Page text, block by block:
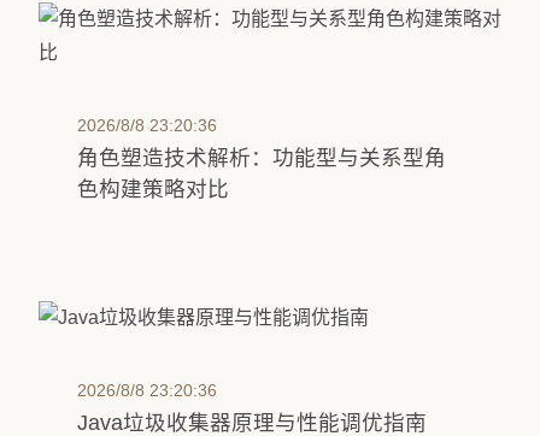
2026/8/8 23:20:36
角色塑造技术解析：功能型与关系型角
色构建策略对比
2026/8/8 23:20:36
Java垃圾收集器原理与性能调优指南